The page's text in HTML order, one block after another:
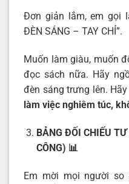
Đơn giản lắm, em gọi
ĐÈN SÁNG – TAY CHỈ”.
Muốn làm giàu, muốn
đọc sách nữa. Hãy
đèn sáng trưng lên.
làm việc nghiêm túc,
BẢNG ĐỐI CHIẾU
CÔNG) 📊
Em mời mọi người so